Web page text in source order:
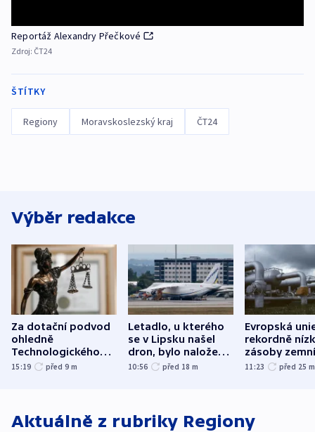
Reportáž Alexandry Přečkové
Zdroj: ČT24
ŠTÍTKY
Regiony Moravskoslezský kraj ČT24
Výběr redakce
Za dotační podvod
ohledně
Technologického
parku poslal soud
15:19 před 9 m
Letadlo, u kterého
se v Lipsku našel
dron, bylo naložené
municí, píší média
10:56 před 18 m
Evropská
rekordně
zásoby
plynu
11:23 před 25 m
Aktuálně z rubriky Regiony